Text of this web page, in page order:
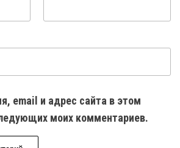
email и адрес сайта в этом
моих комментариев.